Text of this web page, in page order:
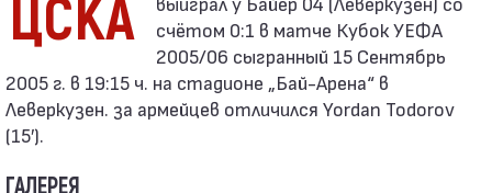
ЦСКА
счётом 0:1 в матче Кубок УЕФА
2005/06 сыгранный 15 Сентябрь
2005 г. в 19:15 ч. на стадионе „Бай-Арена“ в
Леверкузен. за армейцев отличился Yordan Todorov
(15′).
ГАЛЕРЕЯ